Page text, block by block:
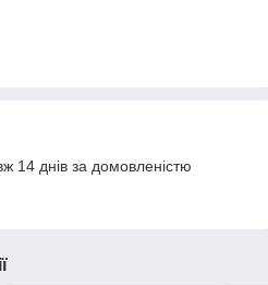
14 днів за домовленістю